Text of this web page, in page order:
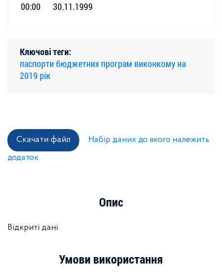
00:00
30.11.1999
Ключові теги:
паспорти бюджетних програм виконкому на
2019 рік
Скачати файл
Набір даних до якого належить
додаток
Опис
Відкриті дані.
Умови використання